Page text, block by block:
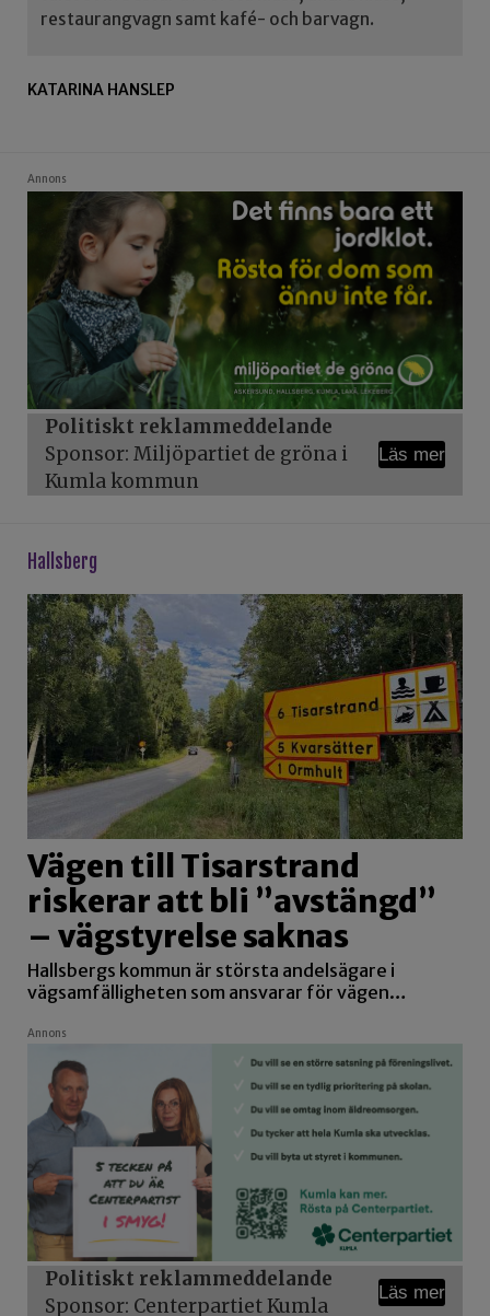
restaurangvagn samt kafé- och barvagn.
KATARINA HANSLEP
Annons
Politiskt reklammeddelande
Sponsor: Miljöpartiet de gröna i
Kumla kommun
Läs mer
hallsberg
Vägen till Tisarstrand
riskerar att bli ”avstängd”
– vägstyrelse saknas
Hallsbergs kommun är största andelsägare i
vägsamfälligheten som ansvarar för vägen…
Annons
Politiskt reklammeddelande
Sponsor: Centerpartiet Kumla
Läs mer